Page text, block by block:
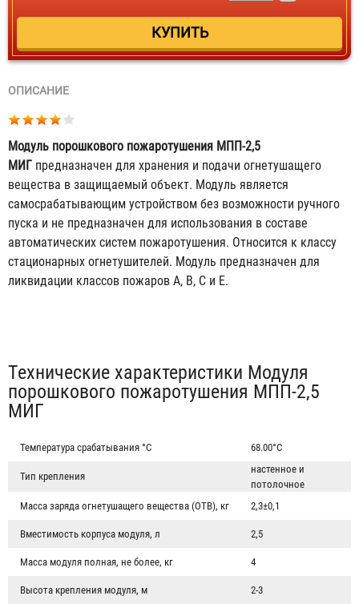
ОПИСАНИЕ
Модуль порошкового пожаротушения МПП-2,5
МИГ предназначен для хранения и подачи огнетушащего
вещества в защищаемый объект. Модуль является
самосрабатывающим устройством без возможности ручного
пуска и не предназначен для использования в составе
автоматических систем пожаротушения. Относится к классу
стационарных огнетушителей. Модуль предназначен для
ликвидации классов пожаров А, В, С и Е.
Табы
Технические характеристики Модуля
порошкового пожаротушения МПП-2,5
МИГ
Температура срабатывания °С 68.00°С
Тип крепления
настенное и
потолочное
Масса заряда огнетушащего вещества (ОТВ), кг
2,3±0,1
Вместимость корпуса модуля, л 2,5
Масса модуля полная, не более, кг 4
Высота крепления модуля, м 2-3